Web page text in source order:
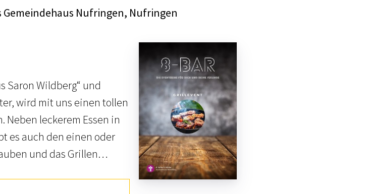
Gemeindehaus Nufringen, Nufringen
Saron Wildberg“ und
wird mit uns einen tollen
Neben leckerem Essen in
es auch den einen oder
und das Grillen…